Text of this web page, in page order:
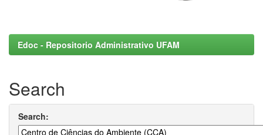
Edoc - Repositorio Administrativo UFAM
Search
Search: